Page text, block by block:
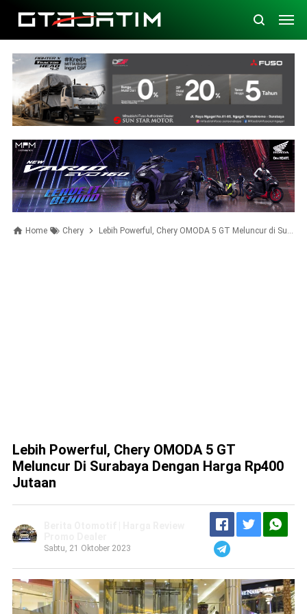
Home Chery Lebih Powerful, Chery OMODA 5 GT Meluncur di Surabaya dengan Harga Rp400 Jutaan
Lebih Powerful, Chery OMODA 5 GT
Meluncur Di Surabaya Dengan Harga Rp400
Jutaan
Sabtu, 21 Oktober 2023